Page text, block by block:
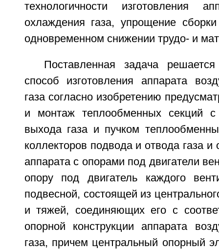
технологичности изготовления
охлаждения газа, упрощение
одновременном снижении трудо- и
Поставленная задача
способ изготовления аппарата
газа согласно изобретению
и монтаж теплообменных секций
выхода газа и пучком
коллекторов подвода и отвода газа и
аппарата с опорами под двигатели
опору под двигатель каждого
подвесной, состоящей из
и тяжей, соединяющих его с
опорной конструкции аппарата
газа, причем центральный опорный